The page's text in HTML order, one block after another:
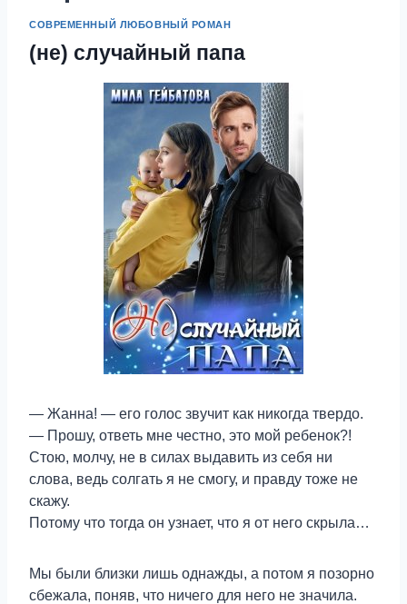
СОВРЕМЕННЫЙ ЛЮБОВНЫЙ РОМАН
(не) случайный папа
— Жанна! — его голос звучит как никогда твердо.
— Прошу, ответь мне честно, это мой ребенок?!
Стою, молчу, не в силах выдавить из себя ни
слова, ведь солгать я не смогу, и правду тоже не
скажу.
Потому что тогда он узнает, что я от него скрыла…
Мы были близки лишь однажды, а потом я позорно
сбежала, поняв, что ничего для него не значила.